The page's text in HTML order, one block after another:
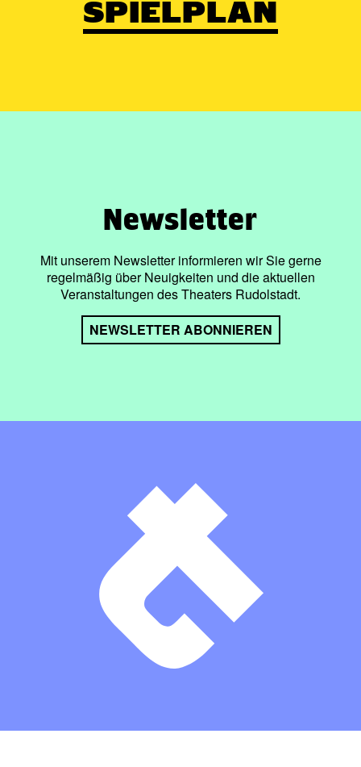
SPIELPLAN
Newsletter
Mit unserem Newsletter informieren wir Sie gerne
regelmäßig über Neuigkeiten und die aktuellen
Veranstaltungen des Theaters Rudolstadt.
NEWSLETTER ABONNIEREN